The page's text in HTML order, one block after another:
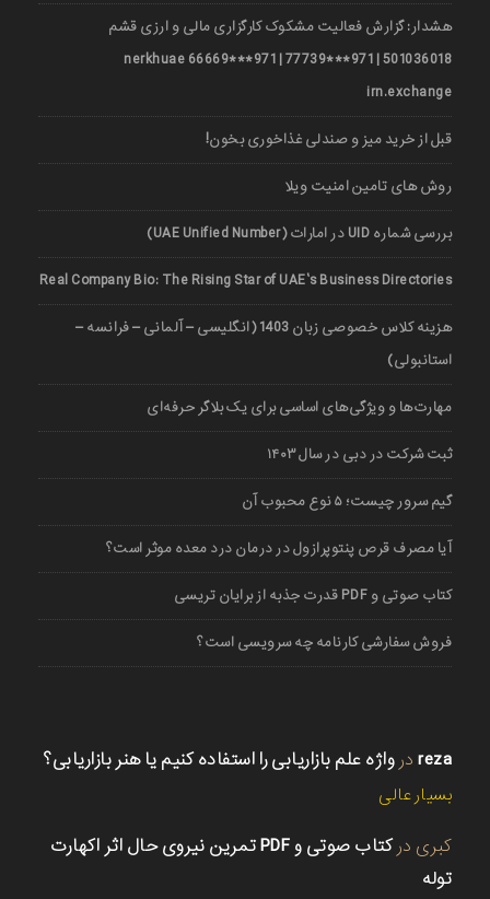
هشدار: گزارش فعالیت مشکوک کارگزاری مالی و ارزی قشم
501036018 | 971***77739 | 971***66669 nerkhuae
irn.exchange
قبل از خرید میز و صندلی غذاخوری بخون!
روش های تامین امنیت ویلا
بررسی شماره UID در امارات (UAE Unified Number)
Real Company Bio: The Rising Star of UAE’s Business Directories
هزینه کلاس خصوصی زبان 1403 (انگلیسی – آلمانی – فرانسه –
استانبولی)
مهارت‌ها و ویژگی‌های اساسی برای یک بلاگر حرفه‌ای
ثبت شرکت در دبی در سال ۱۴۰۳
گیم سرور چیست؛ ۵ نوع محبوب آن
آیا مصرف قرص پنتوپرازول در درمان درد معده موثر است؟
کتاب صوتی و PDF قدرت جذبه از برایان تریسی
فروش سفارشی کارنامه چه سرویسی است؟
reza در واژه علم بازاریابی را استفاده کنیم یا هنر بازاریابی؟
بسیار عالی
کبری در
کتاب صوتی و PDF تمرین نیروی حال اثر اکهارت
توله